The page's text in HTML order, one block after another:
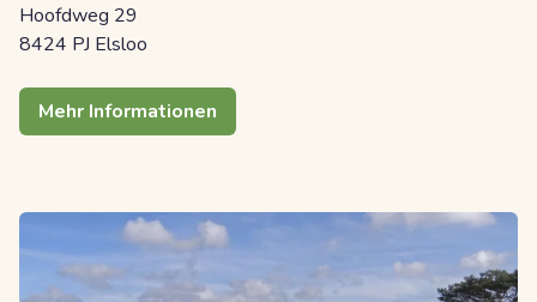
Hoofdweg 29
8424 PJ Elsloo
Mehr Informationen